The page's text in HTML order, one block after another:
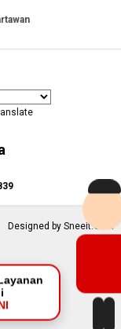
39
Designed by Sneeit.Com